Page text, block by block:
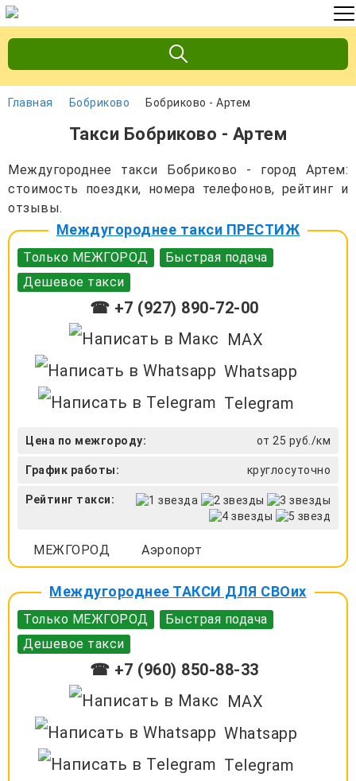
Главная Бобриково Бобриково - Артем
Такси Бобриково - Артем
Междугороднее такси Бобриково - город Артем:
стоимость поездки, номера телефонов, рейтинг и
отзывы.
Междугороднее такси ПРЕСТИЖ
Только МЕЖГОРОД
Быстрая подача
Дешевое такси
☎ +7 (927) 890-72-00
MAX
Whatsapp
Telegram
Цена по межгороду: от 25 руб./км
График работы: круглосуточно
Рейтинг такси:
МЕЖГОРОД Аэропорт
Междугороднее ТАКСИ ДЛЯ СВОих
Только МЕЖГОРОД
Быстрая подача
Дешевое такси
☎ +7 (960) 850-88-33
MAX
Whatsapp
Telegram